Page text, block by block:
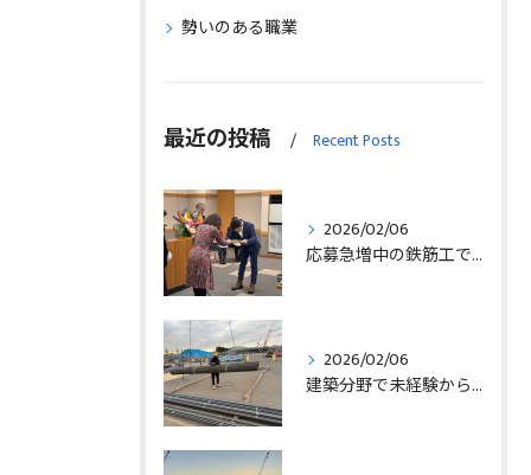
勢いのある職業
最近の投稿 Recent Posts
2026/02/06
応募急増中の鉄筋工で高給を目指す方法徹底解説埼玉県三郷市版
2026/02/06
建築分野で未経験から始める求人探しと三郷市で正社員就職の秘訣